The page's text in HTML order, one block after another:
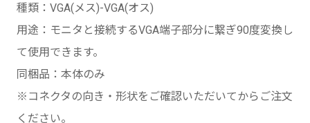
種類：VGA(メス)-VGA(オス)
用途：モニタと接続するVGA端子部分に繋ぎ90度変換し
て使用できます。
同梱品：本体のみ
※コネクタの向き・形状をご確認いただいてからご注文
ください。